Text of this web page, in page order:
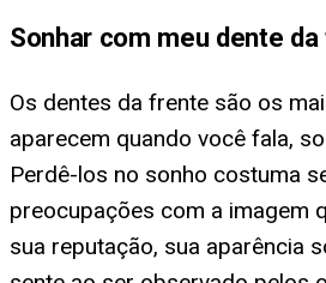
Sonhar com meu dente
Os dentes da frente são os
aparecem quando você fala,
Perdê-los no sonho costuma
preocupações com a imagem
sua reputação, sua aparência